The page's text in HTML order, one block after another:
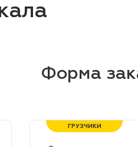
Форма
ГРУЗЧИКИ